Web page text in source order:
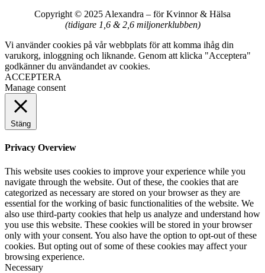
Copyright © 2025 Alexandra – för Kvinnor & Hälsa
(tidigare 1,6 & 2,6 miljonerklubben)
Vi använder cookies på vår webbplats för att komma ihåg din
varukorg, inloggning och liknande. Genom att klicka "Acceptera"
godkänner du användandet av cookies.
ACCEPTERA
Manage consent
Stäng
Privacy Overview
This website uses cookies to improve your experience while you
navigate through the website. Out of these, the cookies that are
categorized as necessary are stored on your browser as they are
essential for the working of basic functionalities of the website. We
also use third-party cookies that help us analyze and understand how
you use this website. These cookies will be stored in your browser
only with your consent. You also have the option to opt-out of these
cookies. But opting out of some of these cookies may affect your
browsing experience.
Necessary